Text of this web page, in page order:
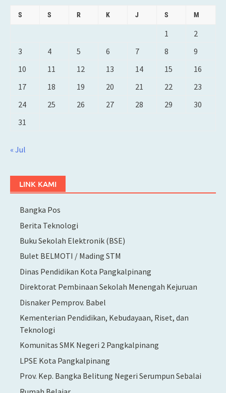
S S R K J S M
1
2
3
4 5 6 7 8
9
10
11 12 13 14 15
16
17
18 19 20 21 22
23
24
25 26 27 28 29
30
31
« Jul
LINK KAMI
Bangka Pos
Berita Teknologi
Buku Sekolah Elektronik (BSE)
Bulet BELMOTI / Mading STM
Dinas Pendidikan Kota Pangkalpinang
Direktorat Pembinaan Sekolah Menengah Kejuruan
Disnaker Pemprov. Babel
Kementerian Pendidikan, Kebudayaan, Riset, dan
Teknologi
Komunitas SMK Negeri 2 Pangkalpinang
LPSE Kota Pangkalpinang
Prov. Kep. Bangka Belitung Negeri Serumpun Sebalai